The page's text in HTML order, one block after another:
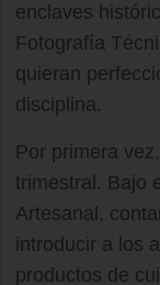
enclaves
Fotografía
quieran
disciplina.
Por primera
trimestral. Bajo
Artesanal,
introducir a los
productos de